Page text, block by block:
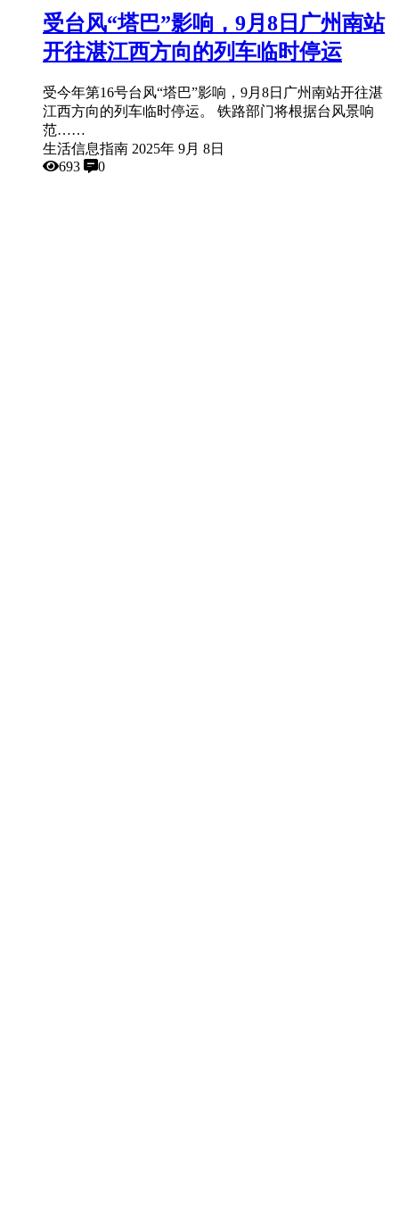
受台风“塔巴”影响，9月8日广州南站
开往湛江西方向的列车临时停运
受今年第16号台风“塔巴”影响，9月8日广州南站开往湛
江西方向的列车临时停运。 铁路部门将根据台风景响
范……
生活信息指南 2025年 9月 8日
693
0